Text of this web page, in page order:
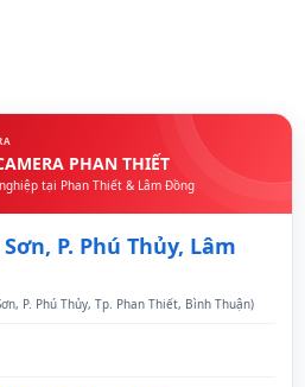
PHAN THIẾT
tại Phan Thiết & Lâm Đồng
P. Phú Thủy, Lâm
P. Phú Thủy, Tp. Phan Thiết, Bình Thuận)